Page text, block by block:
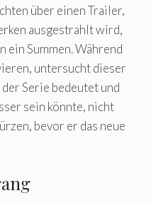
über einen Trailer,
ausgestrahlt wird,
ein Summen. Während
untersucht dieser
Serie bedeutet und
sein könnte, nicht
bevor er das neue